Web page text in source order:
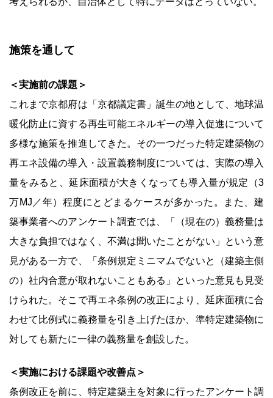
施策を通して
＜実施前の課題＞
これまで京都府は「京都議定書」誕生の地として、地球温
暖化防止に資する再生可能エネルギーの導入促進について
多様な施策を推進してきた。その一つだった特定建築物の
再エネ設備の導入・設置義務制度については、実際の導入
量をみると、延床面積が大きくなっても導入量が規定（3
万MJ／年）程度にとどまるケースが多かった。また、建
築事業者へのアンケート調査では、「（現在の）義務量は
大きな負担ではなく、不満は聞いたことがない」という意
見がある一方で、「条例規定ミニマムでないと（建築主側
の）社内合意が取れないこともある」といった意見も見受
けられた。そこで再エネ条例の改正により、延床面積に合
わせて比例式に義務量を引き上げたほか、準特定建築物に
対しても新たに一律の義務量を創設した。
＜実施における課題や改善点＞
条例改正を前に、特定建築主を対象に行ったアンケート調